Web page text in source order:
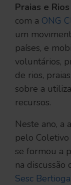
Praias e
com a ONG
um
países, e
voluntários,
de rios,
sobre a
recursos.
Neste ano, a
pelo
se formou a
na
Sesc Bertioga